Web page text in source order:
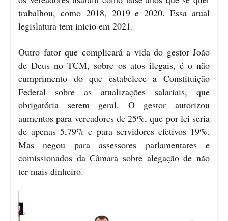
trabalhou, como 2018, 2019 e 2020. Essa atual
legislatura tem inicio em 2021.
Outro fator que complicará a vida do gestor João
de Deus no TCM, sobre os atos ilegais, é o não
cumprimento do que estabelece a Constituição
Federal sobre as atualizações salariais, que
obrigatória serem geral. O gestor autorizou
aumentos para vereadores de 25%, que por lei seria
de apenas 5,79% e para servidores efetivos 19%.
Mas negou para assessores parlamentares e
comissionados da Câmara sobre alegação de não
ter mais dinheiro.